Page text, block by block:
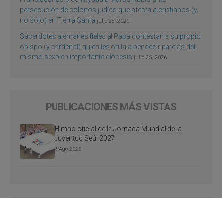
persecución de colonos judíos que afecta a cristianos (y
no sólo) en Tierra Santa julio 25, 2026
Sacerdotes alemanes fieles al Papa contestan a su propio
obispo (y cardenal) quien les orilla a bendecir parejas del
mismo sexo en importante diócesis julio 25, 2026
PUBLICACIONES MÁS VISTAS
Himno oficial de la Jornada Mundial de la
Juventud Seúl 2027
3 Ago 2026